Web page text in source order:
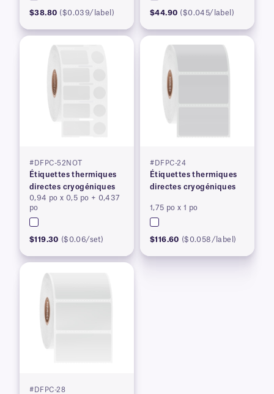
$38.80 ($0.039/label) $44.90 ($0.045/label)
#DFPC-52NOT
Étiquettes thermiques
directes cryogéniques
0,94 po x 0,5 po + 0,437
po
$119.30 ($0.06/set)
#DFPC-24
Étiquettes thermiques
directes cryogéniques
1,75 po x 1 po
$116.60 ($0.058/label)
#DFPC-28